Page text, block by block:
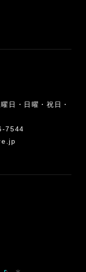
日・日曜・祝日・
7544